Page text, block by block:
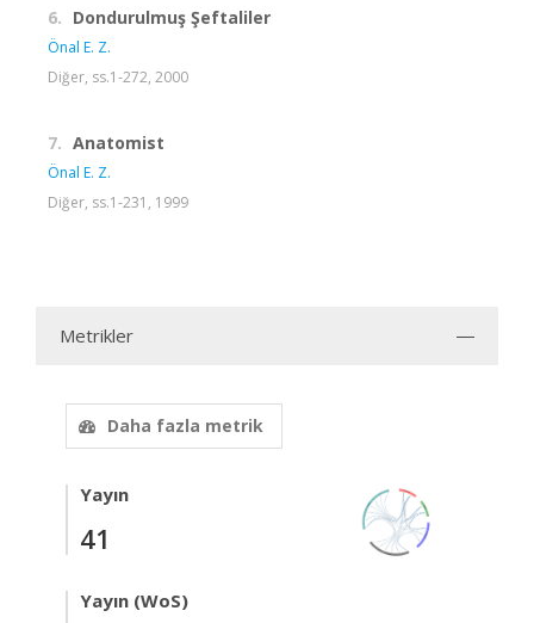
6. Dondurulmuş Şeftaliler
Önal E. Z.
Diğer, ss.1-272, 2000
7. Anatomist
Önal E. Z.
Diğer, ss.1-231, 1999
Metrikler
Daha fazla metrik
Yayın
41
Yayın (WoS)